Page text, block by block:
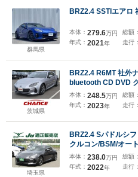
群馬県
BRZ2.4 SSTIエアロ
本体： 279.6万円
年式： 2021年
総額：
走行：
茨城県
BRZ2.4 R6MT 社
bluetooth CD DVD クルーズコントロール LEDヘッ
ドライト ドライブ
ルミホイール 電動
本体： 248.5万円
年式： 2023年
総額：
走行：
埼玉県
BRZ2.4 Sパドルシ
クルコン/BSM/オー
サー/STiエアロ/9イ
ラ/2.0ETC/前後ドラ
本体： 238.0万円
年式： 2022年
総額：
走行：